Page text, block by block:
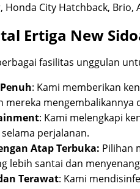
Honda City Hatchback, Brio,
Ertiga New
fasilitas unggulan
: Kami memberikan
mereka mengembalikannya
: Kami melengkapi
perjalanan.
Atap Terbuka: Pilihan
lebih santai dan
Terawat: Kami